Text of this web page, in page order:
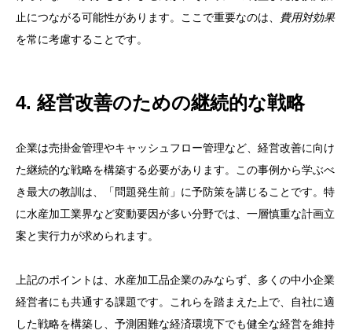
止につながる可能性があります。ここで重要なのは、
費用対効果
を常に考慮することです。
4. 経営改善のための継続的な戦略
企業は売掛金管理やキャッシュフロー管理など、経営改善に向け
た継続的な戦略を構築する必要があります。この事例から学ぶべ
き最大の教訓は、「問題発生前」に予防策を講じることです。特
に水産加工業界など変動要因が多い分野では、一層慎重な計画立
案と実行力が求められます。
上記のポイントは、水産加工品企業のみならず、多くの中小企業
経営者にも共通する課題です。これらを踏まえた上で、自社に適
した戦略を構築し、予測困難な経済環境下でも健全な経営を維持